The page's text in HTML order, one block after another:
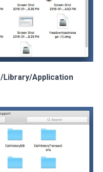
/Library/Application